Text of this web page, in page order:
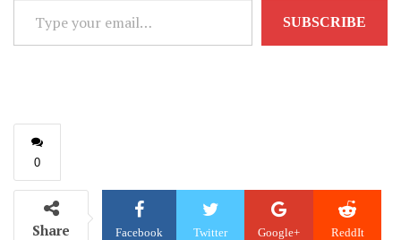
Type
your
SUBSCRIBE
0
Share Facebook Twitter Google+ ReddIt